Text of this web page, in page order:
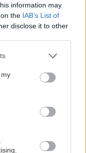
information may
the IAB’s List of
disclose it to other
or more Google
You may click to
third-party tags to
in below Google
Prečo klasická
ako to vyriešiť